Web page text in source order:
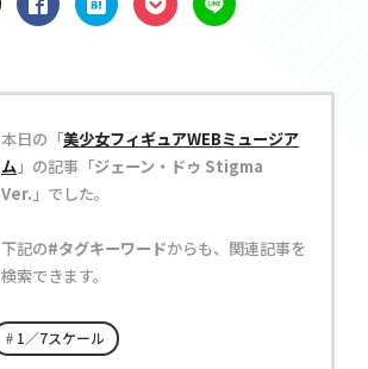
本日の「美少女フィギュアWEBミュージア
ム」の記事「ジェーン・ドゥ Stigma
Ver. 」でした。
下記の#タグキーワードからも、関連記事を
検索できます。
1／7スケール